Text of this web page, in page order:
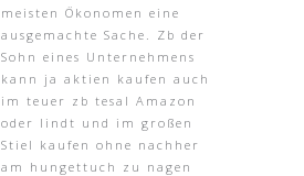
meisten Ökonomen eine
ausgemachte Sache. Zb der
Sohn eines Unternehmens
kann ja aktien kaufen auch
im teuer zb tesal Amazon
oder lindt und im großen
Stiel kaufen ohne nachher
am hungettuch zu nagen